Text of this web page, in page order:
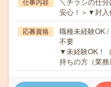
仕事内容
安心！＞▼封
応募資格
職種未経験OK
不要
▼未経験OK！
持ちの方（業